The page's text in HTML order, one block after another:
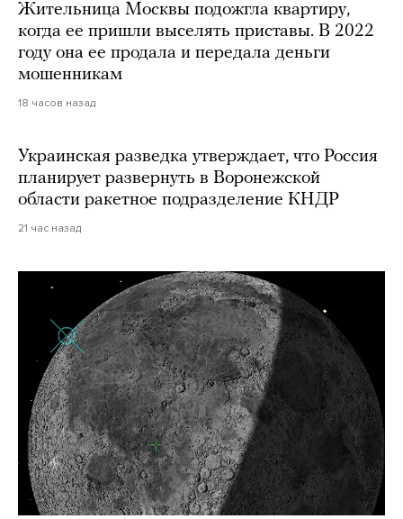
Жительница Москвы подожгла квартиру,
когда ее пришли выселять приставы. В 2022
году она ее продала и передала деньги
мошенникам
18 часов назад
Украинская разведка утверждает, что Россия
планирует развернуть в Воронежской
области ракетное подразделение КНДР
21 час назад